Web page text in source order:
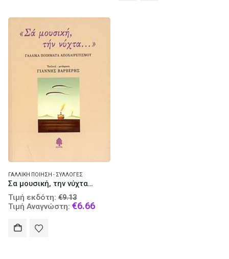
ΓΑΛΛΙΚΉ ΠΟΊΗΣΗ - ΣΥΛΛΟΓΈΣ
Σα μουσική, την νύχτα…
Τιμή εκδότη: €9.13
price
Τιμή Αναγνώστη: €6.66Current